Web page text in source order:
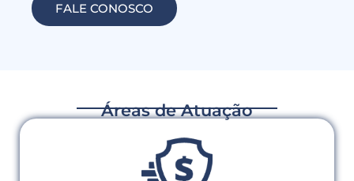
FALE CONOSCO
Áreas de Atuação